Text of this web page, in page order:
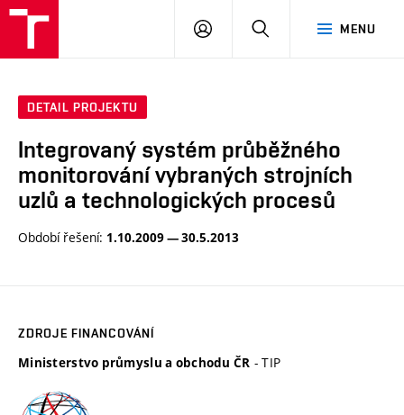
MENU
PŘIHLÁSIT
DETAIL PROJEKTU
Integrovaný systém průběžného
monitorování vybraných strojních
uzlů a technologických procesů
Období řešení: 1.10.2009 — 30.5.2013
ZDROJE FINANCOVÁNÍ
Ministerstvo průmyslu a obchodu ČR - TIP